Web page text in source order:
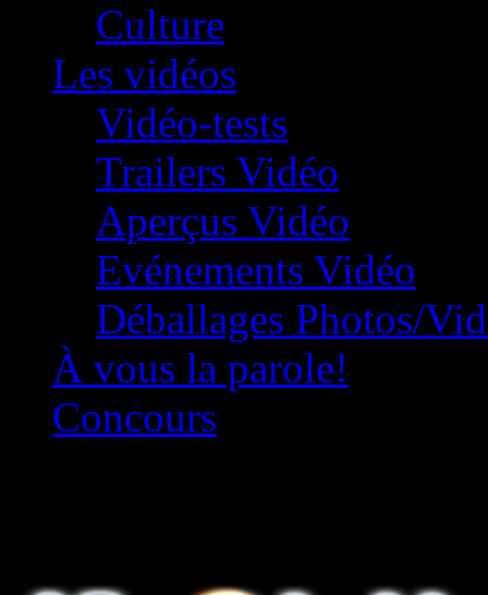
Culture
Les vidéos
Vidéo-tests
Trailers Vidéo
Aperçus Vidéo
Evénements Vidéo
Déballages Photos/
À vous la parole!
Concours